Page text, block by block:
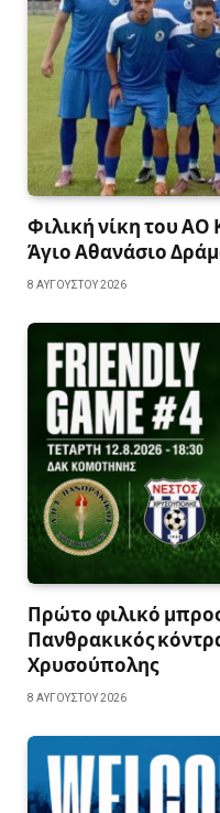
Φιλική νίκη του ΑΟ
Άγιο Αθανάσιο
8 ΑΥΓΟΎΣΤΟΥ 2026
Πρώτο φιλικό
Πανθρακικός
Χρυσούπολης
8 ΑΥΓΟΎΣΤΟΥ 2026